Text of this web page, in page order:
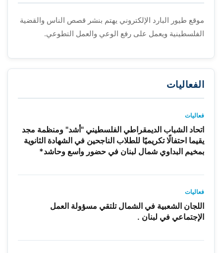
موقع طيور البارد الإلكتروني يهتم بنشر قصص الناس والقضية
الفلسطينية ويعمل على رفع الوعي والعمل التطوعي.
الفعاليات
فعاليات
اتحاد الشباب الديمقراطي الفلسطيني "أشد" ومنظمة مجد
يقيما احتفالًا تكريميًا للطلاب الناجحين في الشهادة الثانوية
بمخيم البداوي شمال لبنان في حضور واسع وحاشد*
فعاليات
اللجان الشعبية في الشمال تلتقي مسؤولة العمل
الإجتماعي في لبنان .